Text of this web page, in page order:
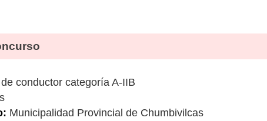
conductor categoría A-IIB
Municipalidad Provincial de Chumbivilcas